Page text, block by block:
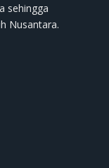
sehingga
Nusantara.